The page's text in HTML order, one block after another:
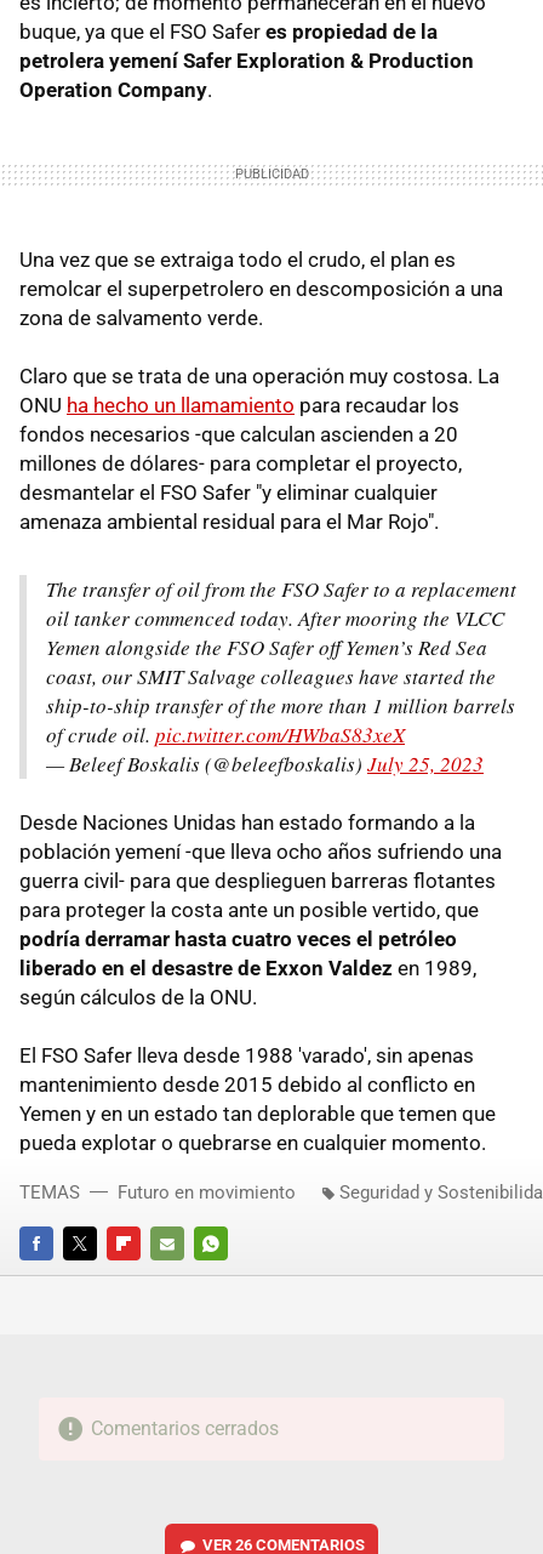
buque, ya que el FSO Safer es propiedad de la
petrolera yemení Safer Exploration & Production
Operation Company.
Una vez que se extraiga todo el crudo, el plan es
remolcar el superpetrolero en descomposición a una
zona de salvamento verde.
Claro que se trata de una operación muy costosa. La
ONU ha hecho un llamamiento para recaudar los
fondos necesarios -que calculan ascienden a 20
millones de dólares- para completar el proyecto,
desmantelar el FSO Safer "y eliminar cualquier
amenaza ambiental residual para el Mar Rojo".
The transfer of oil from the FSO Safer to a replacement
oil tanker commenced today. After mooring the VLCC
Yemen alongside the FSO Safer off Yemen’s Red Sea
coast, our SMIT Salvage colleagues have started the
ship-to-ship transfer of the more than 1 million barrels
of crude oil. pic.twitter.com/HWbaS83xeX
— Beleef Boskalis (@beleefboskalis) July 25, 2023
Desde Naciones Unidas han estado formando a la
población yemení -que lleva ocho años sufriendo una
guerra civil- para que desplieguen barreras flotantes
para proteger la costa ante un posible vertido, que
podría derramar hasta cuatro veces el petróleo
liberado en el desastre de Exxon Valdez en 1989,
según cálculos de la ONU.
El FSO Safer lleva desde 1988 'varado', sin apenas
mantenimiento desde 2015 debido al conflicto en
Yemen y en un estado tan deplorable que temen que
pueda explotar o quebrarse en cualquier momento.
FACEBOOKTWITTERFLIPBOARD
E-
WHATSAPP
TEMAS Futuro en movimiento Seguridad y
Comentarios cerrados
VER 26 COMENTARIOS